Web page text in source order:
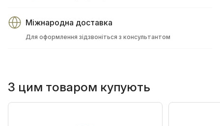
Міжнародна доставка
Для оформлення зідзвоніться з консультантом
З цим товаром купують